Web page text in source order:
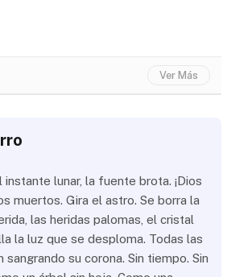
Ver Más
instante lunar, la fuente brota. ¡Dios
muertos. Gira el astro. Se borra la
las heridas palomas, el cristal
la luz que se desploma. Todas las
sangrando su corona. Sin tiempo. Sin